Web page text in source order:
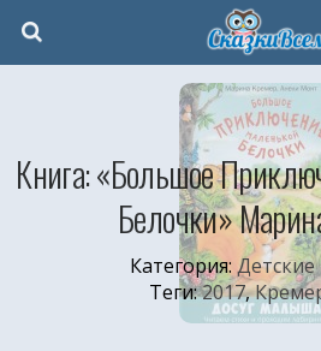
Книга: «Большое
Белочки»
Категория: Детские
Теги:2017,